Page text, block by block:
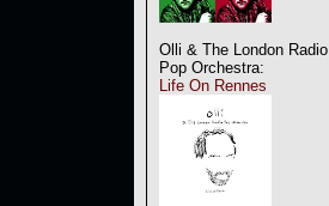
Olli & The London Radio
Pop Orchestra:
Life On Rennes